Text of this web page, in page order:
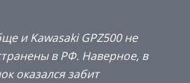
и Kawasaki GPZ500 не
в РФ. Наверное, в
оказался забит